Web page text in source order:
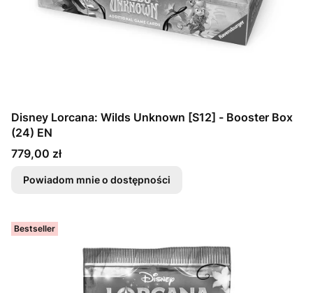
Disney Lorcana: Wilds Unknown [S12] - Booster Box
(24) EN
Cena
779,00 zł
Powiadom mnie o dostępności
Bestseller